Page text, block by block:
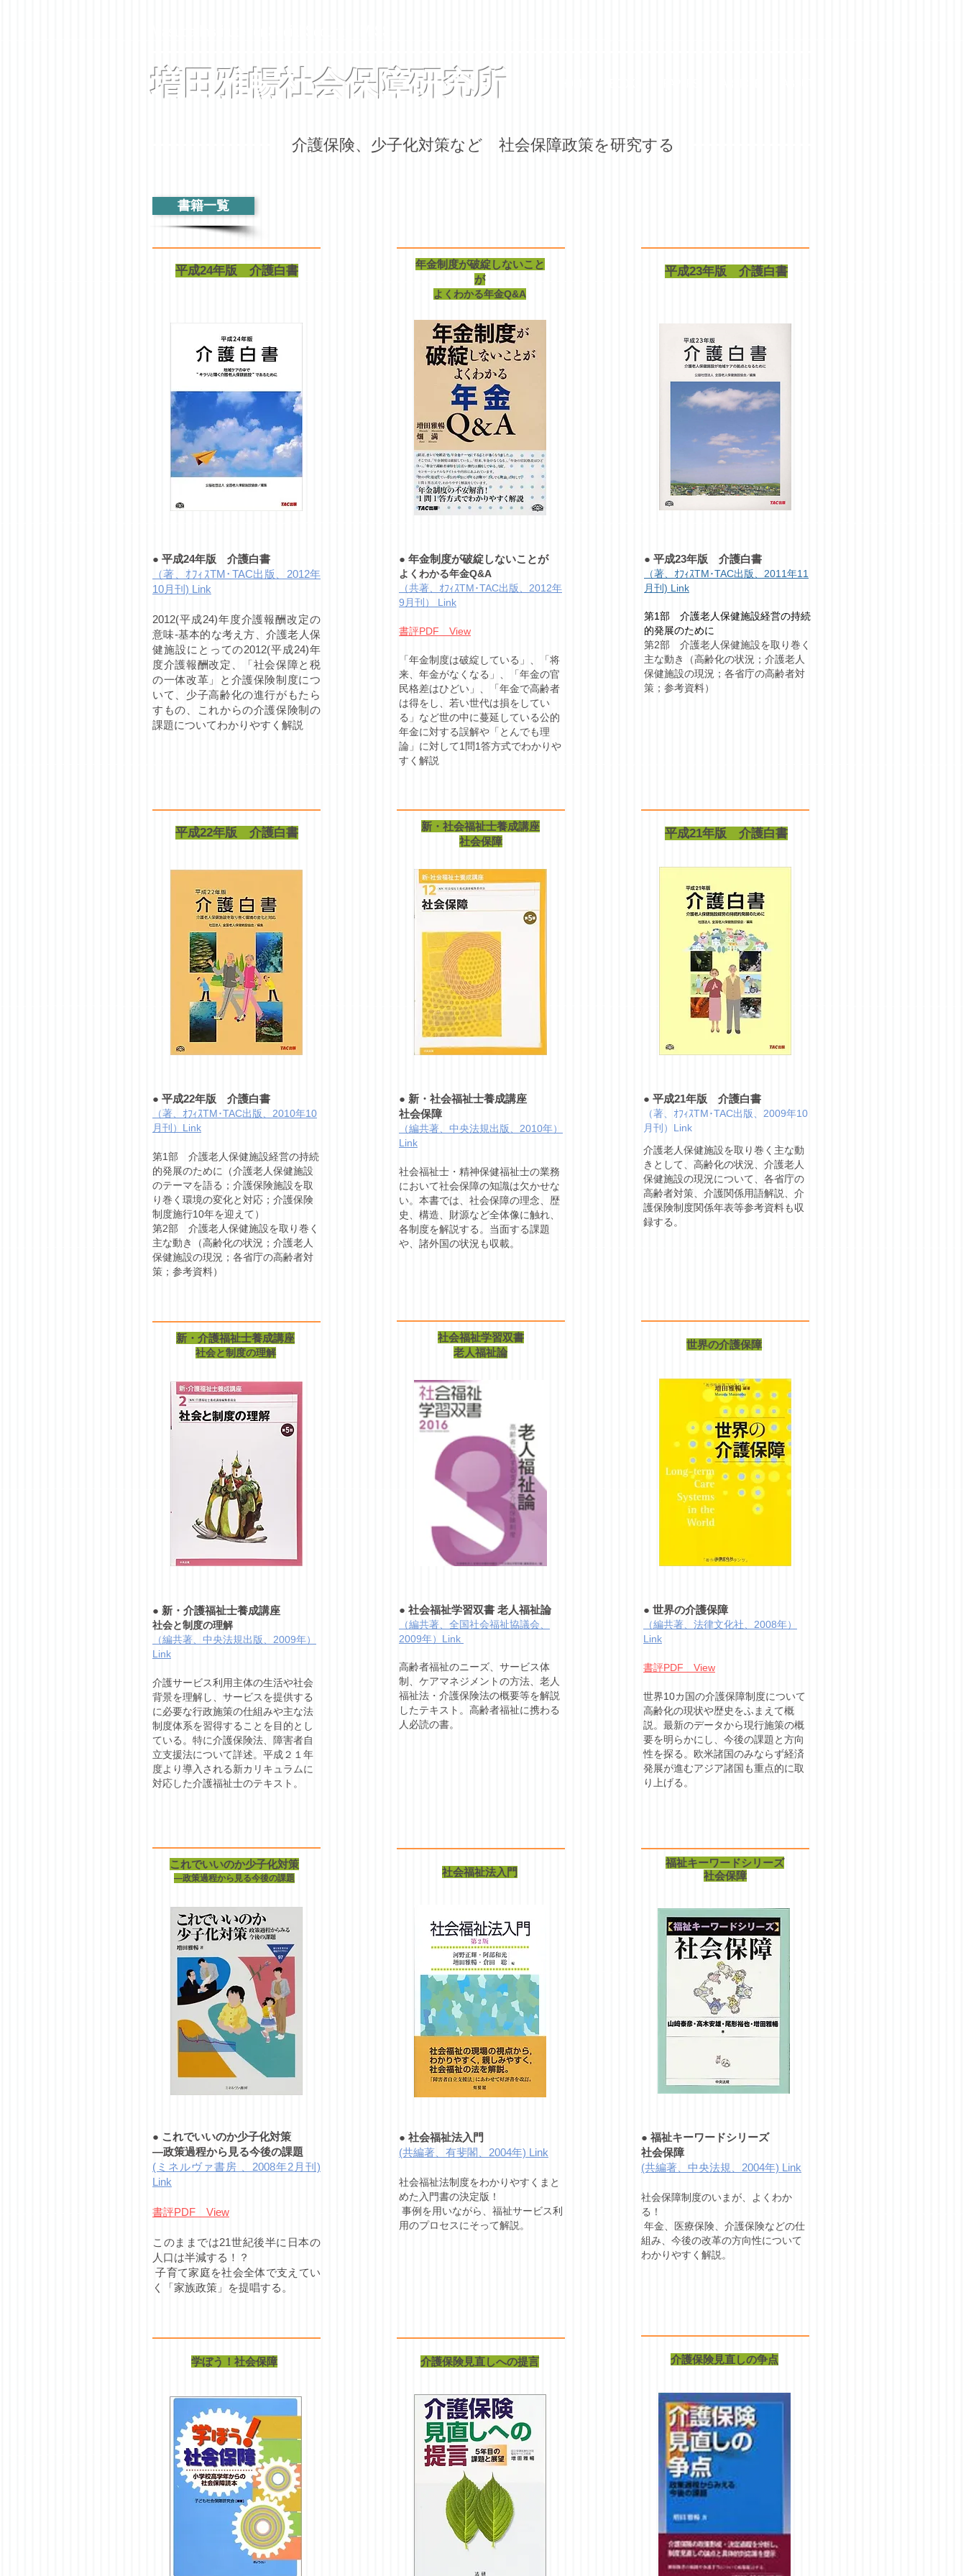
増田雅暢社会保障研究所
​介護保険、少子化対策など 社会保障政策を研究する
書籍一覧
平成24年版 介護白書
年金制度が破綻しないこと
が
よくわかる年金Q&A
平成23年版 介護白書
● 平成24年版 介護白書
（著、ｵﾌｨｽTM･TAC出版、2012年
10月刊) Link
2012(平成24)年度介護報酬改定の
意味-基本的な考え方、介護老人保
健施設にとっての2012(平成24)年
度介護報酬改定、「社会保障と税
の一体改革」と介護保険制度につ
いて、少子高齢化の進行がもたら
すもの、これからの介護保険制の
課題についてわかりやすく解説
● 年金制度が破綻しないことが
よくわかる年金Q&A
（共著、ｵﾌｨｽTM･TAC出版、2012年
9月刊） Link
書評PDF View
「年金制度は破綻している」、「将
来、年金がなくなる」、「年金の官
民格差はひどい」、「年金で高齢者
は得をし、若い世代は損をしてい
る」など世の中に蔓延している公的
年金に対する誤解や「とんでも理
論」に対して1問1答方式でわかりや
すく解説
● 平成23年版 介護白書
（著、ｵﾌｨｽTM･TAC出版、2011年11
月刊) Link
第1部 介護老人保健施設経営の持続
的発展のために
第2部 介護老人保健施設を取り巻く
主な動き（高齢化の状況；介護老人
保健施設の現況；各省庁の高齢者対
策；参考資料）
平成22年版 介護白書
新・社会福祉士養成講座
社会保障
平成21年版 介護白書
● 平成22年版 介護白書
（著、ｵﾌｨｽTM･TAC出版、2010年10
月刊）Link
第1部 介護老人保健施設経営の持続
的発展のために（介護老人保健施設
のテーマを語る；介護保険施設を取
り巻く環境の変化と対応；介護保険
制度施行10年を迎えて）
第2部 介護老人保健施設を取り巻く
主な動き（高齢化の状況；介護老人
保健施設の現況；各省庁の高齢者対
策；参考資料）
● 新・社会福祉士養成講座
社会保障
（編共著、中央法規出版、2010年）
Link
社会福祉士・精神保健福祉士の業務
において社会保障の知識は欠かせな
い。本書では、社会保障の理念、歴
史、構造、財源など全体像に触れ、
各制度を解説する。当面する課題
や、諸外国の状況も収載。
● 平成21年版 介護白書
（著、ｵﾌｨｽTM･TAC出版、2009年10
月刊）Link
介護老人保健施設を取り巻く主な動
きとして、高齢化の状況、介護老人
保健施設の現況について、各省庁の
高齢者対策、介護関係用語解説、介
護保険制度関係年表等参考資料も収
録する。
新・介護福祉士養成講座
社会と制度の理解
社会福祉学習双書
老人福祉論
世界の介護保障
● 新・介護福祉士養成講座
社会と制度の理解
（編共著、中央法規出版、2009年）
Link
介護サービス利用主体の生活や社会
背景を理解し、サービスを提供する
に必要な行政施策の仕組みや主な法
制度体系を習得することを目的とし
ている。特に介護保険法、障害者自
立支援法について詳述。平成２１年
度より導入される新カリキュラムに
対応した介護福祉士のテキスト。
● 社会福祉学習双書 老人福祉論
（編共著、全国社会福祉協議会、
2009年）Link
高齢者福祉のニーズ、サービス体
制、ケアマネジメントの方法、老人
福祉法・介護保険法の概要等を解説
したテキスト。高齢者福祉に携わる
人必読の書。
● 世界の介護保障
（編共著、法律文化社、2008年）
Link
書評PDF View
世界10カ国の介護保障制度について
高齢化の現状や歴史をふまえて概
説。最新のデータから現行施策の概
要を明らかにし、今後の課題と方向
性を探る。欧米諸国のみならず経済
発展が進むアジア諸国も重点的に取
り上げる。
これでいいのか少子化対策
―政策過程から見る今後の課題
● これでいいのか少子化対策
―政策過程から見る今後の課題
(ミネルヴァ書房 、2008年2月刊)
Link
書評PDF View
このままでは21世紀後半に日本の
人口は半減する！？
子育て家庭を社会全体で支えてい
く「家族政策」を提唱する。
社会福祉法入門
● 社会福祉法入門
(共編著、有斐閣、2004年) Link
社会福祉法制度をわかりやすくまと
めた入門書の決定版！
事例を用いながら、福祉サービス利
用のプロセスにそって解説。
福祉キーワードシリーズ
社会保障
● 福祉キーワードシリーズ
社会保障
(共編著、中央法規、2004年) Link
社会保障制度のいまが、よくわか
る！
年金、医療保険、介護保険などの仕
組み、今後の改革の方向性について
わかりやすく解説。
学ぼう！社会保障 介護保険見直しへの提言 介護保険見直しの争点